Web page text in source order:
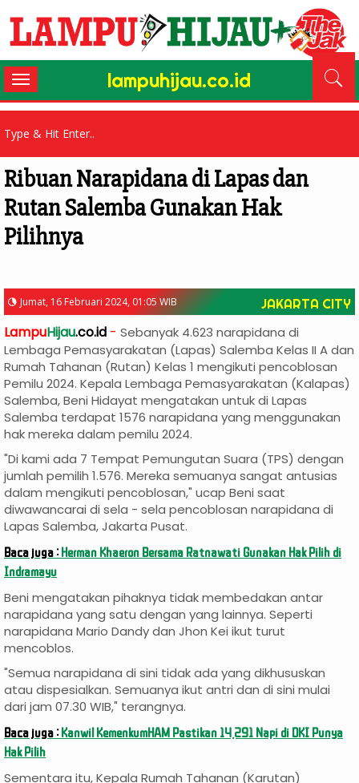
lampuhijau.co.id
Toggle
navigation
Ribuan Narapidana di Lapas dan
Rutan Salemba Gunakan Hak
Pilihnya
Jumat, 16 Februari 2024, 01:05 WIB JAKARTA CITY
LampuHijau.co.id - Sebanyak 4.623 narapidana di
Lembaga Pemasyarakatan (Lapas) Salemba Kelas II A dan
Rumah Tahanan (Rutan) Kelas 1 mengikuti pencoblosan
Pemilu 2024. Kepala Lembaga Pemasyarakatan (Kalapas)
Salemba, Beni Hidayat mengatakan untuk di Lapas
Salemba terdapat 1576 narapidana yang menggunakan
hak mereka dalam pemilu 2024.
"Di kami ada 7 Tempat Pemungutan Suara (TPS) dengan
jumlah pemilih 1.576. Mereka semuanya sangat antusias
dalam mengikuti pencoblosan," ucap Beni saat
diwawancarai di sela - sela pencoblosan narapidana di
Lapas Salemba, Jakarta Pusat.
Baca juga :Herman Khaeron Bersama Ratnawati Gunakan Hak Pilih di
Indramayu
Beni mengatakan pihaknya tidak membedakan antar
narapidana yang satu dengan yang lainnya. Seperti
narapidana Mario Dandy dan Jhon Kei ikut turut
mencoblos.
"Semua narapidana di sini tidak ada yang dikhususkan
atau dispesialkan. Semuanya ikut antri dan di sini mulai
dari jam 07.30 WIB," terangnya.
Baca juga :Kanwil KemenkumHAM Pastikan 14.291 Napi di DKI Punya
Hak Pilih
Sementara itu, Kepala Rumah Tahanan (Karutan)